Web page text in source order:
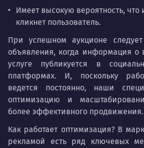
Имеет высокую вероятность, что
кликнет пользователь.
При успешном аукционе
объявления, когда информация о
услуге публикуется в
платформах. И, поскольку
ведется постоянно, наши
оптимизацию и
более эффективного продвижения.
Как работает оптимизация? В
рекламой есть ряд ключевых